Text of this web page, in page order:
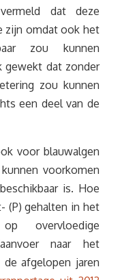
dat deze
zijn omdat ook het
zou kunnen
gewekt dat zonder
zou kunnen
een deel van de
voor blauwalgen
voorkomen
is. Hoe
(P) gehalten in het
overvloedige
naar het
afgelopen jaren